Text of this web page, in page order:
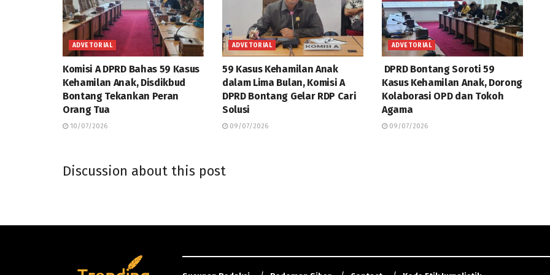
ADVETORIAL
Komisi A DPRD Bahas 59 Kasus
Kehamilan Anak, Disdikbud
Bontang Tekankan Peran
Orang Tua
10/07/2026
ADVETORIAL
59 Kasus Kehamilan Anak
dalam Lima Bulan, Komisi A
DPRD Bontang Gelar RDP Cari
Solusi
09/07/2026
ADVETORIAL
DPRD Bontang Soroti 59
Kasus Kehamilan Anak, Dorong
Kolaborasi OPD dan Tokoh
Agama
09/07/2026
Discussion about this post